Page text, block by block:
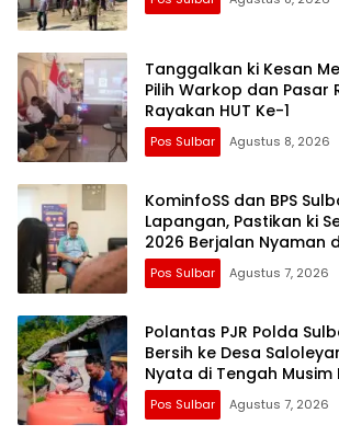
Tanggalkan ki Kesan
Pilih Warkop dan Pasar
Rayakan HUT Ke-1
Pos Sulbar Agustus 8, 2026
KominfoSS dan BPS
Lapangan, Pastikan ki
2026 Berjalan Nyaman
Pos Sulbar Agustus 7, 2026
Polantas PJR Polda
Bersih ke Desa
Nyata di Tengah Musim
Pos Sulbar Agustus 7, 2026